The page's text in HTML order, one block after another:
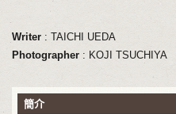
Writer: TAICHI UEDA
Photographer: KOJI TSUCHIYA
簡介